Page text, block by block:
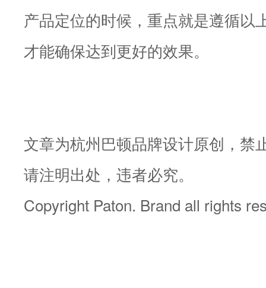
产品定位的时候，重点就是遵循以
才能确保达到更好的效果。
文章为杭州巴顿品牌设计原创，禁
请注明出处，违者必究。
Copyright Paton. Brand all rights